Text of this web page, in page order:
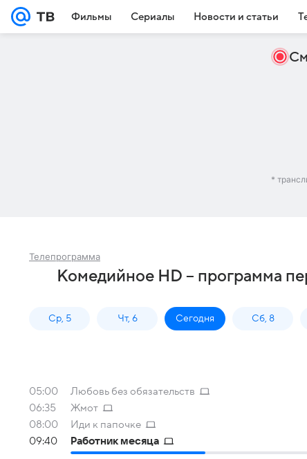
Фильмы Сериалы Новости и статьи
*
Телепрограмма
Комедийное HD – программа
Ср, 5 Чт, 6 Сегодня Сб, 8
05:00
Любовь без обязательств
06:35
Жмот
08:00
Иди к папочке
09:40
Работник месяца